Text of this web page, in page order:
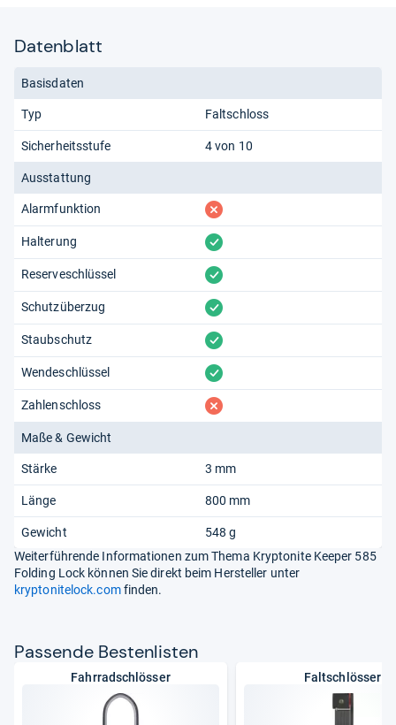
Datenblatt
Basisdaten
Typ Faltschloss
Sicherheitsstufe 4 von 10
Ausstattung
Alarmfunktion fehlt
Halterung vorhanden
Reserveschlüssel vorhanden
Schutzüberzug vorhanden
Staubschutz vorhanden
Wendeschlüssel vorhanden
Zahlenschloss fehlt
Maße & Gewicht
Stärke 3 mm
Länge 800 mm
Gewicht
548 g
Weiterführende Informationen zum Thema Kryptonite Keeper 585
Folding Lock können Sie direkt beim Hersteller unter
kryptonitelock.comfinden.
Pas­sende Bes­ten­lis­ten
Fahrradschlösser Faltschlösser